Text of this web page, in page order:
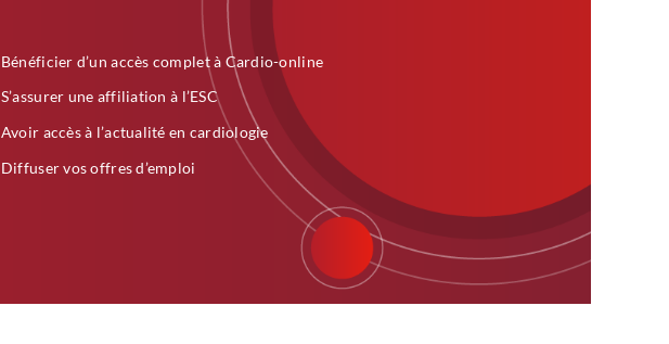
Bénéficier d’un accès complet à Cardio-online
S’assurer une affiliation à l’ESC
Avoir accès à l’actualité en cardiologie
Diffuser vos offres d’emploi